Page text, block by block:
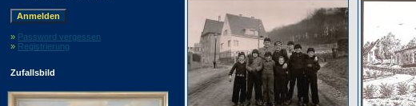
» Password vergessen
» Registrierung
Zufallsbild